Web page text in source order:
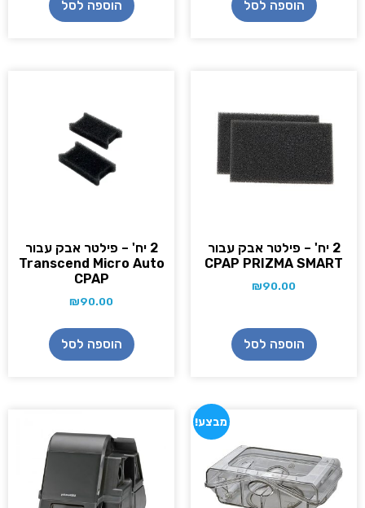
הוספה לסל הוספה לסל
2 יח' – פילטר אבק עבור
CPAP PRIZMA SMART
₪90.00
הוספה לסל
2 יח' – פילטר אבק עבור
Transcend Micro Auto
CPAP
₪90.00
הוספה לסל
מבצע!